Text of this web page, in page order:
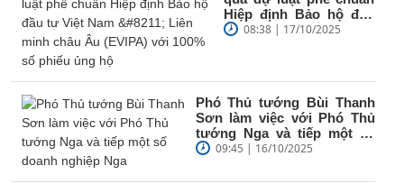
Hiệp định Bảo hộ đầu
tư Việt Nam – Liên
08:38 | 17/10/2025
Phó Thủ tướng Bùi Thanh
Sơn làm việc với Phó Thủ
tướng Nga và tiếp một số
doanh nghiệp Nga
09:45 | 16/10/2025